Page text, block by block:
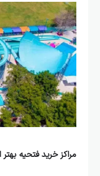
مراکز خرید فتحیه بهتر